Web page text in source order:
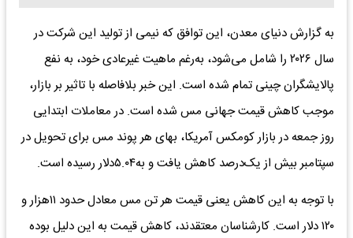
به گزارش دنیای معدن، این توافق که نیمی از تولید این شرکت در
سال ۲۰۲۶ را شامل می‌شود، به‌‌رغم ماهیت غیرعادی خود، به نفع
پالایشگران چینی تمام شده است. این خبر بلافاصله با تاثیر بر بازار،
موجب کاهش قیمت‌‌ جهانی مس شده است. در معاملات ابتدایی
روز جمعه در بازار کومکس آمریکا، بهای هر پوند مس برای تحویل در
سپتامبر بیش از یک‌درصد کاهش یافت و به۵.۰۴دلار رسیده است.
با توجه به این کاهش یعنی قیمت هر تن مس معادل حدود ۱۱‌هزار و
۱۲۰ دلار است. کارشناسان معتقدند، کاهش قیمت به این دلیل بوده